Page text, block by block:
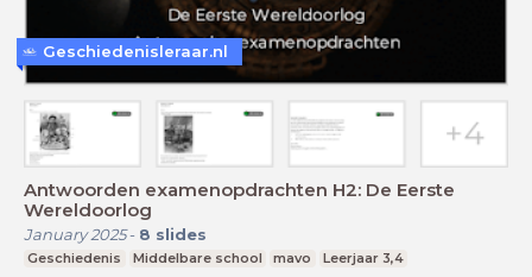
Antwoorden examenopdrachten H2: De Eerste
Wereldoorlog
January 2025- 8 slides
Geschiedenis Middelbare school mavo Leerjaar 3,4
Geschiedenisleraar.nl